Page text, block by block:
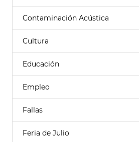
Contaminación Acústica
Cultura
Educación
Empleo
Fallas
Feria de Julio